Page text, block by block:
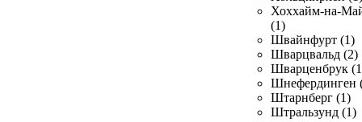
Хоххайм-на-
(1)
Швайнфурт (1)
Шварцвальд (2)
Шварценбрук
Шнефердинген
Штарнберг (1)
Штральзунд (1)